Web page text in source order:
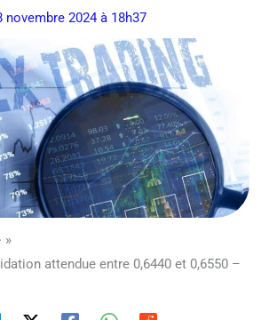
novembre 2024 à 18h37
attendue entre 0,6440 et 0,6550 –